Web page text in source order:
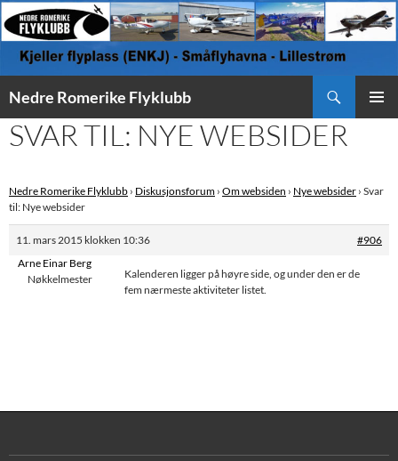
Nedre Romerike Flyklubb
TIL
INNHOLD
SVAR TIL: NYE WEBSIDER
Nedre Romerike Flyklubb › Diskusjonsforum › Om websiden › Nye websider › Svar
til: Nye websider
11. mars 2015 klokken 10:36
#906
Arne Einar Berg
Nøkkelmester
Kalenderen ligger på høyre side, og under den er de
fem nærmeste aktiviteter listet.